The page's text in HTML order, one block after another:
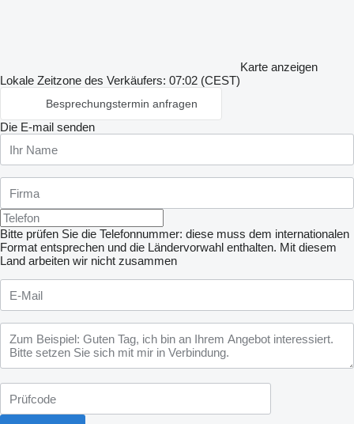
Karte anzeigen
Lokale Zeitzone des Verkäufers: 07:02 (CEST)
Besprechungstermin anfragen
Die E-mail senden
Bitte prüfen Sie die Telefonnummer: diese muss dem internationalen
Format entsprechen und die Ländervorwahl enthalten. Mit diesem
Land arbeiten wir nicht zusammen